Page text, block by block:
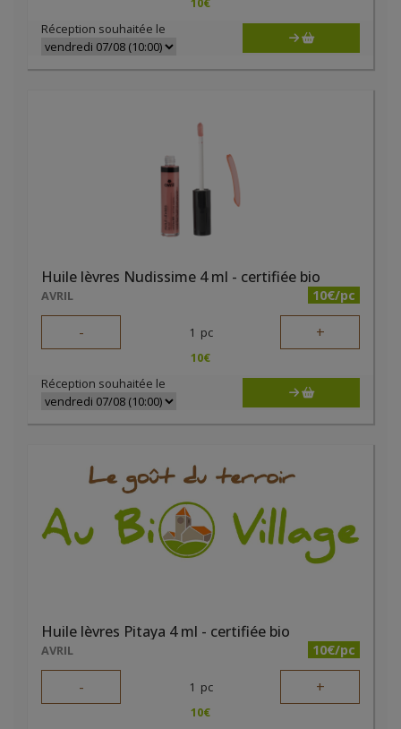
Réception souhaitée le
Huile lèvres Nudissime 4 ml - certifiée bio
AVRIL 10€/pc
- 1 pc +
10€
Réception souhaitée le
Huile lèvres Pitaya 4 ml - certifiée bio
AVRIL 10€/pc
- 1 pc +
10€